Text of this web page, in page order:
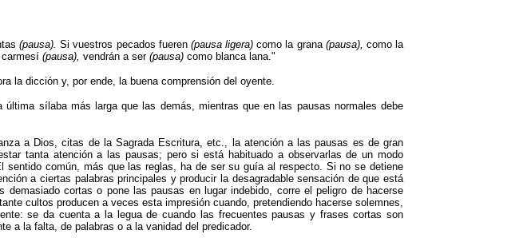
(pausa).Si vuestros pecados fueren (pausa ligera)como la grana (pausa), como la
(pausa), vendrán a ser (pausa) como blanca lana."
la dicción y, por ende, la buena comprensión del oyente.
sílaba más larga que las demás, mientras que en las pausas normales debe
a Dios, citas de la Sagrada Escritura, etc., la atención a las pausas es de gran
tanta atención a las pausas; pero si está habituado a observarlas de un modo
común, más que las reglas, ha de ser su guía al respecto. Si no se detiene
a ciertas palabras principales y producir la desagradable sensación de que está
cortas o pone las pausas en lugar indebido, corre el peligro de hacerse
cultos producen a veces esta impresión cuando, pretendiendo hacerse solemnes,
se da cuenta a la legua de cuando las frecuentes pausas y frases cortas son
a la falta, de palabras o a la vanidad del predicador.